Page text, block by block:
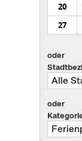
20
27
oder
oder